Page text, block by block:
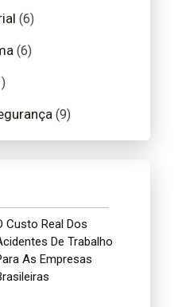
(6)
(6)
(9)
Custo Real Dos
De Trabalho
As Empresas